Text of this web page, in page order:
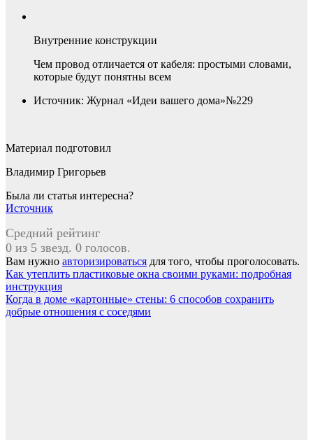
Внутренние конструкции
Чем провод отличается от кабеля: простыми словами,
которые будут понятны всем
Источник: Журнал «Идеи вашего дома»№229
Материал подготовил
Владимир Григорьев
Была ли статья интересна?
Источник
Средний рейтинг
0 из 5 звезд. 0 голосов.
Вам нужно авторизироваться для того, чтобы проголосовать.
Навигация
по
записям
Как утеплить пластиковые окна своими руками: подробная
инструкция
Когда в доме «картонные» стены: 6 способов сохранить
добрые отношения с соседями